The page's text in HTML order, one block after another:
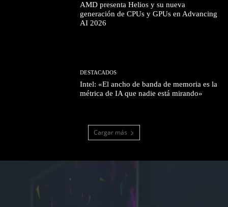
AMD presenta Helios y su nueva
generación de CPUs y GPUs en Advancing
AI 2026
DESTACADOS
Intel: «El ancho de banda de memoria es la
métrica de IA que nadie está mirando»
Cargar más